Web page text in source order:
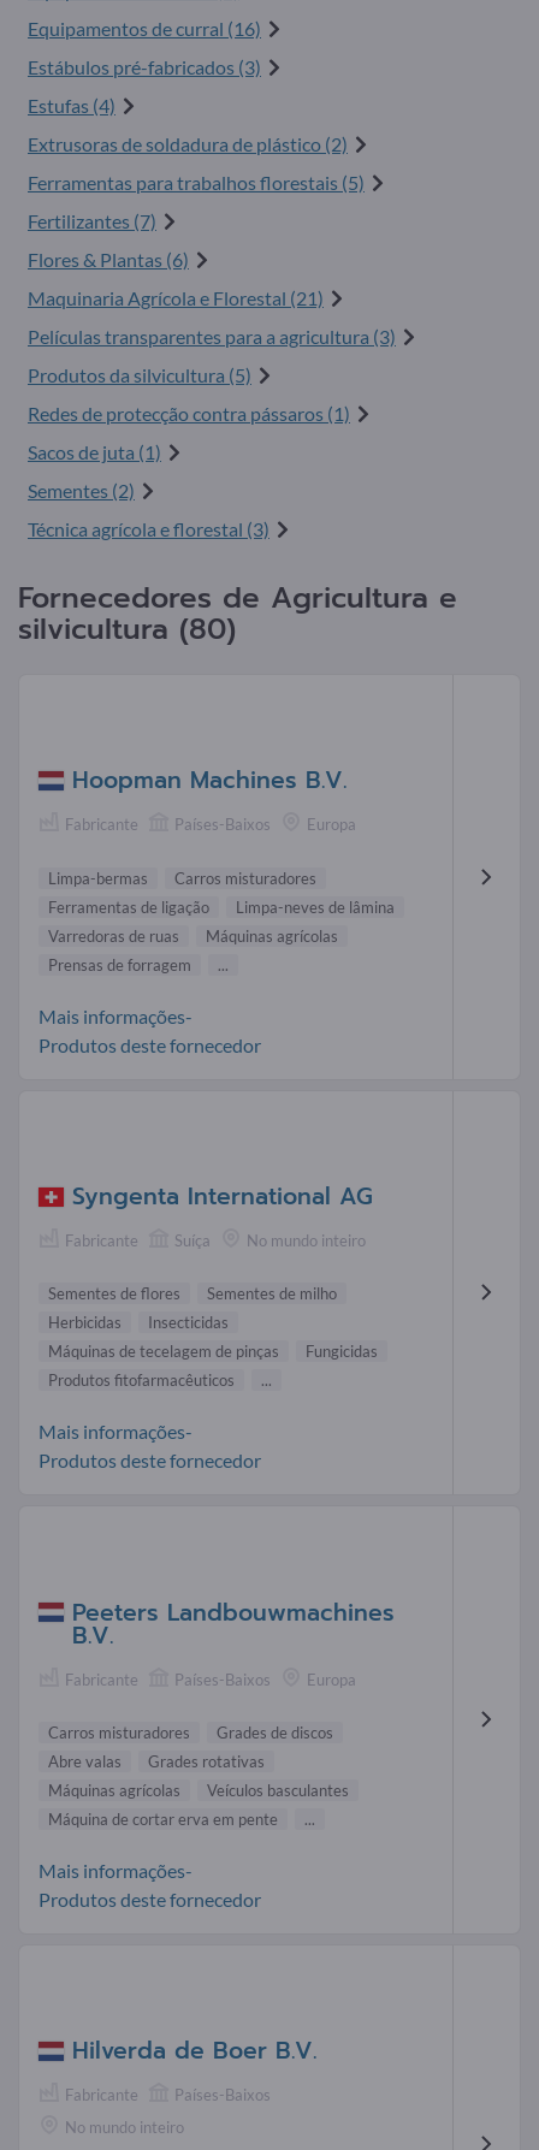
Equipamentos de curral (16)
Estábulos pré-fabricados (3)
Estufas (4)
Extrusoras de soldadura de plástico (2)
Ferramentas para trabalhos florestais (5)
Fertilizantes (7)
Flores & Plantas (6)
Maquinaria Agrícola e Florestal (21)
Películas transparentes para a agricultura (3)
Produtos da silvicultura (5)
Redes de protecção contra pássaros (1)
Sacos de juta (1)
Sementes (2)
Técnica agrícola e florestal (3)
Fornecedores de Agricultura e
silvicultura (80)
Hoopman Machines B.V.
Fabricante Países-Baixos Europa
Limpa-bermas
Carros misturadores
Ferramentas de ligação
Limpa-neves de lâmina
Varredoras de ruas
Máquinas agrícolas
Prensas de forragem
...
Mais informações-
Produtos deste fornecedor
Syngenta International AG
Fabricante Suíça No mundo inteiro
Sementes de flores
Sementes de milho
Herbicidas
Insecticidas
Máquinas de tecelagem de pinças
Fungicidas
Produtos fitofarmacêuticos
...
Mais informações-
Produtos deste fornecedor
Peeters Landbouwmachines
B.V.
Fabricante Países-Baixos Europa
Carros misturadores
Grades de discos
Abre valas
Grades rotativas
Máquinas agrícolas
Veículos basculantes
Máquina de cortar erva em pente
...
Mais informações-
Produtos deste fornecedor
Hilverda de Boer B.V.
Fabricante
Países-Baixos
No mundo inteiro